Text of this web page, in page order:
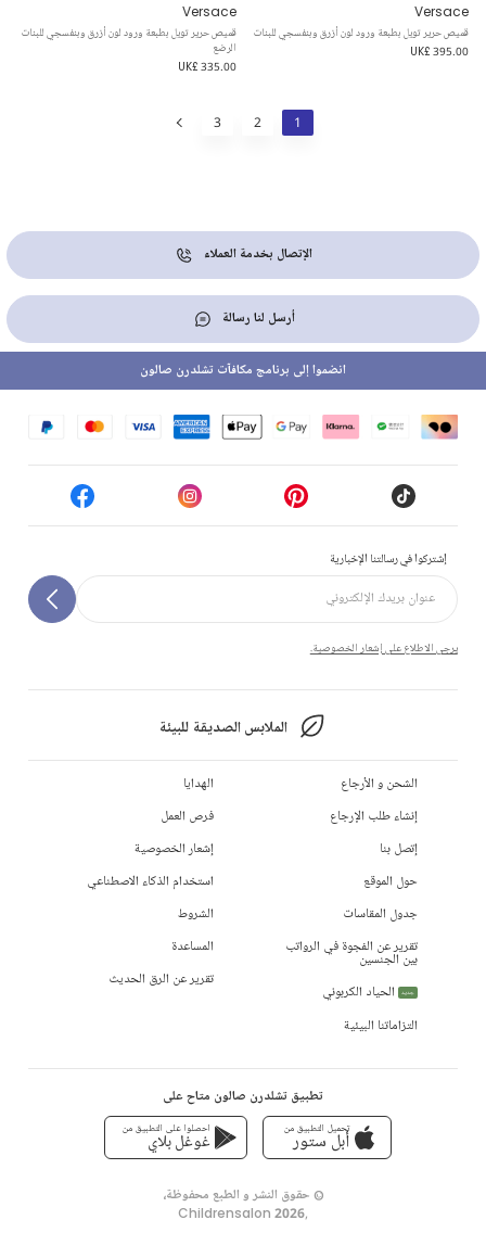
Versace
قميص حرير تويل بطبعة ورود لون أزرق وبنفسجي للبنات
UK£ 395.00
Versace
قميص حرير تويل بطبعة ورود لون أزرق وبنفسجي للبنات
الرضع
UK£ 335.00
1
2
3
الإتصال بخدمة العملاء
أرسل لنا رسالة
إشتركوا في رسالتنا الإخبارية
يرجى الاطلاع على إشعار الخصوصية.
الملابس الصديقة للبيئة
انضموا إلى برنامج مكافآت تشلدرن صالون
الشحن و الأرجاع
إنشاء طلب الإرجاع
إتصل بنا
حول الموقع
جدول المقاسات
تقرير عن الفجوة في الرواتب
بين الجنسين
جديد
الحياد الكربوني
التزاماتنا البيئية
الهدايا
فرص العمل
إشعار الخصوصية
استخدام الذكاء الاصطناعي
الشروط
المساعدة
تقرير عن الرق الحديث
تطبيق تشلدرن صالون متاح على
تحميل التطبيق من
أبل ستور
احصلوا على التطبيق من
غوغل بلاي
© حقوق النشر و الطبع محفوظة،
,
Childrensalon 2026